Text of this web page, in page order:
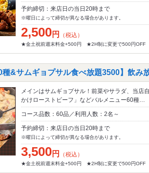
予約締切：来店日の当日20時まで
※曜日によって締切が異なる場合があります。
2,500円 （税込）
★金土祝前週末料金+500円 ★2H制に変更で500円OFF
種&サムギョプサル食べ放題3500】飲み
メインはサムギョプサル！前菜やサラダ、当店
かけローストビーフ」などバルメニュー60種…
コース品数：60品／利用人数：2名～
予約締切：来店日の当日20時まで
※曜日によって締切が異なる場合があります。
3,500円 （税込）
★金土祝前週末料金+500円 ★2H制に変更で500円OFF